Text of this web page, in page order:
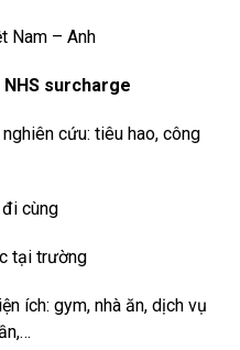
Nam – Anh
NHS surcharge
cứu: tiêu hao, công
cùng
tại trường
ích: gym, nhà ăn, dịch vụ